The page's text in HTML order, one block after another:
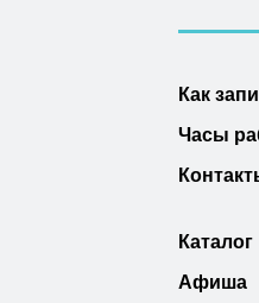
Как
Часы
Каталог
Афиша